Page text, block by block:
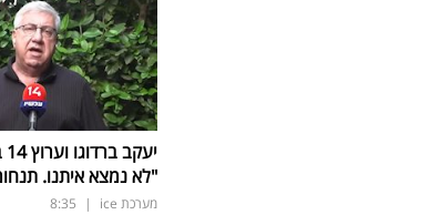
"לא נמצא איתנו.
מערכת ice |
8:35